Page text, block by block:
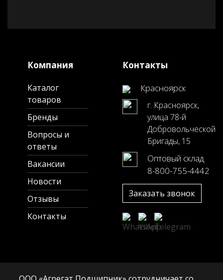
Компания
Каталог
товаров
Бренды
Вопросы и
ответы
Вакансии
Новости
Отзывы
Контакты
Контакты
Красноярск
г. Красноярск,
улица 78-й
Добровольческой
Бригады, 15
Оптовый склад
8-800-755-4442
Заказать звонок